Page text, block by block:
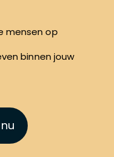
mensen op
binnen jouw